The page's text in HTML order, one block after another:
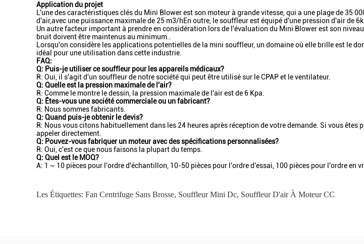
Application du projet
L'une des caractéristiques clés du Mini Blower est son moteur à grande vitesse, qui a une plage de 35
d'air,avec une puissance maximale de 25 m3/hEn outre, le souffleur est équipé d'une pression d'air de
Un autre facteur important à prendre en considération lors de l'évaluation du Mini Blower est son
bruit doivent être maintenus au minimum..
Lorsqu'on considère les applications potentielles de la mini souffleur, un domaine où elle brille est le
idéal pour une utilisation dans cette industrie.
FAQ:
Q: Puis-je utiliser ce souffleur pour les appareils médicaux?
R: Oui, il s'agit d'un souffleur de notre société qui peut être utilisé sur le CPAP et le ventilateur.
Q: Quelle est la pression maximale de l'air?
R: Comme le montre le dessin, la pression maximale de l'air est de 6 Kpa.
Q: Êtes-vous une société commerciale ou un fabricant?
R: Nous sommes fabricants.
Q: Quand puis-je obtenir le devis?
R: Nous vous citons habituellement dans les 24 heures après réception de votre demande. Si vous
appeler directement.
Q: Pouvez-vous fabriquer un moteur avec des spécifications personnalisées?
R: Oui, c'est ce que nous faisons la plupart du temps.
Q: Quel est le MOQ?
A: 1 ~ 10 pièces pour l'ordre d'échantillon, 10-50 pièces pour l'ordre d'essai, 100 pièces pour l'ordre en
Les Étiquettes: Fan Centrifuge Sans Brosse, Souffleur Mini Dc, Souffleur D'air À Moteur CC